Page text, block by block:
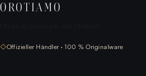
OROTIAMO
◇Offizieller Händler · 100 % Originalware